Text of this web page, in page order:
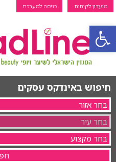
פתח סרגל נגישות
מועדון לקוחות כניסה למערכת
חיפוש באינדקס עסקים